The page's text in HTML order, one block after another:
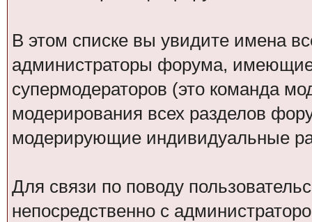
В этом списке вы увидите имена
администраторы форума,
супермодераторов (это команда
модерирования всех разделов
модерирующие индивидуальные
Для связи по поводу
непосредственно с